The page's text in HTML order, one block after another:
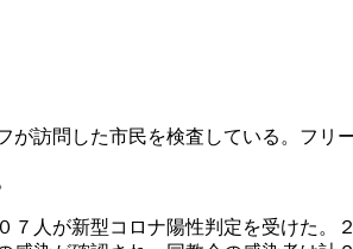
が訪問した市民を検査している。フ
人が新型コロナ陽性判定を受けた。